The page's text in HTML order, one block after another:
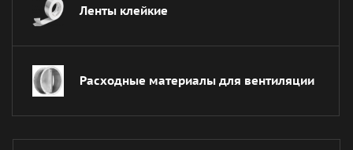
Ленты клейкие
Расходные материалы для вентиляции